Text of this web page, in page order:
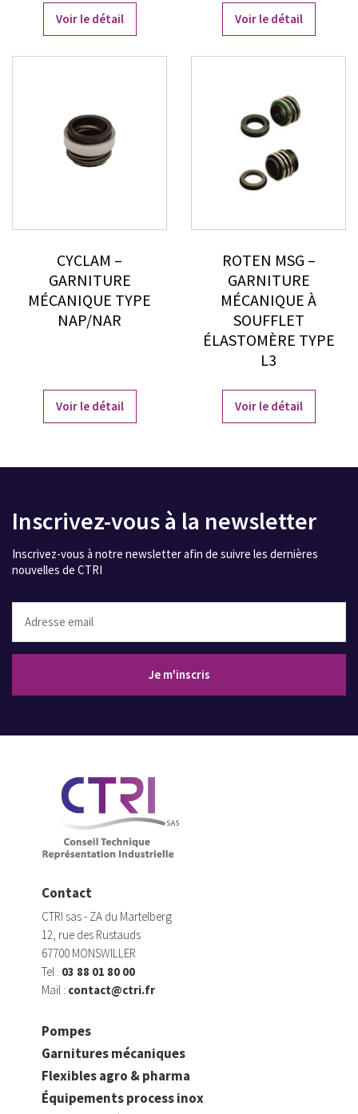
Voir le détail Voir le détail
CYCLAM –
GARNITURE
MÉCANIQUE TYPE
NAP/NAR
Voir le détail
ROTEN MSG –
GARNITURE
MÉCANIQUE À
SOUFFLET
ÉLASTOMÈRE TYPE
L3
Voir le détail
Inscrivez-vous à la newsletter
Inscrivez-vous à notre newsletter afin de suivre les dernières
nouvelles de CTRI
Adresse email
Je m'inscris
Contact
CTRI sas - ZA du Martelberg
12, rue des Rustauds
67700 MONSWILLER
Tel : 03 88 01 80 00
Mail : contact@ctri.fr
Pompes
Garnitures mécaniques
Flexibles agro & pharma
Équipements process inox